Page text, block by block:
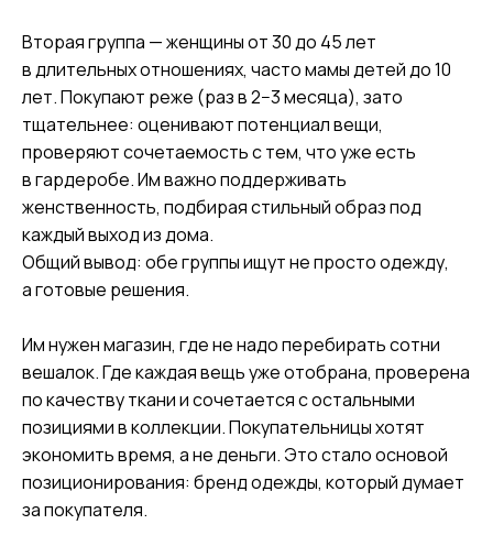
Вторая группа — женщины от 30 до 45 лет
в длительных отношениях, часто мамы детей до 10
лет. Покупают реже (раз в 2−3 месяца), зато
тщательнее: оценивают потенциал вещи,
проверяют сочетаемость с тем, что уже есть
в гардеробе. Им важно поддерживать
женственность, подбирая стильный образ под
каждый выход из дома.
Общий вывод: обе группы ищут не просто одежду,
а готовые решения.
Им нужен магазин, где не надо перебирать сотни
вешалок. Где каждая вещь уже отобрана, проверена
по качеству ткани и сочетается с остальными
позициями в коллекции. Покупательницы хотят
экономить время, а не деньги. Это стало основой
позиционирования: бренд одежды, который думает
за покупателя.